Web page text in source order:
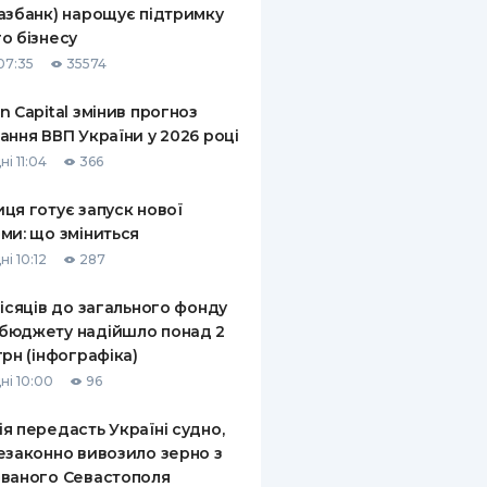
ПО
КОМПАНІЇ
І ОПЛАТА
нарощує підтримку
бізнесу
35574
Capital змінив прогноз
ВВП України у 2026 році
11:04 366
готує запуск нової
що зміниться
10:12 287
до загального фонду
надійшло понад 2
(інфографіка)
10:00 96
передасть Україні судно,
вивозило зерно з
Севастополя